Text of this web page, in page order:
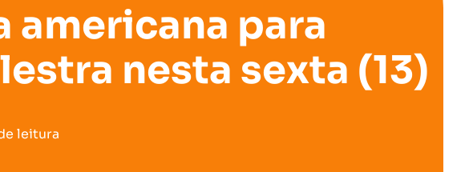
americana para
nesta sexta (13)
leitura